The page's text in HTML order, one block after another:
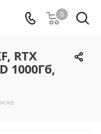
0
RTX
1000Гб,